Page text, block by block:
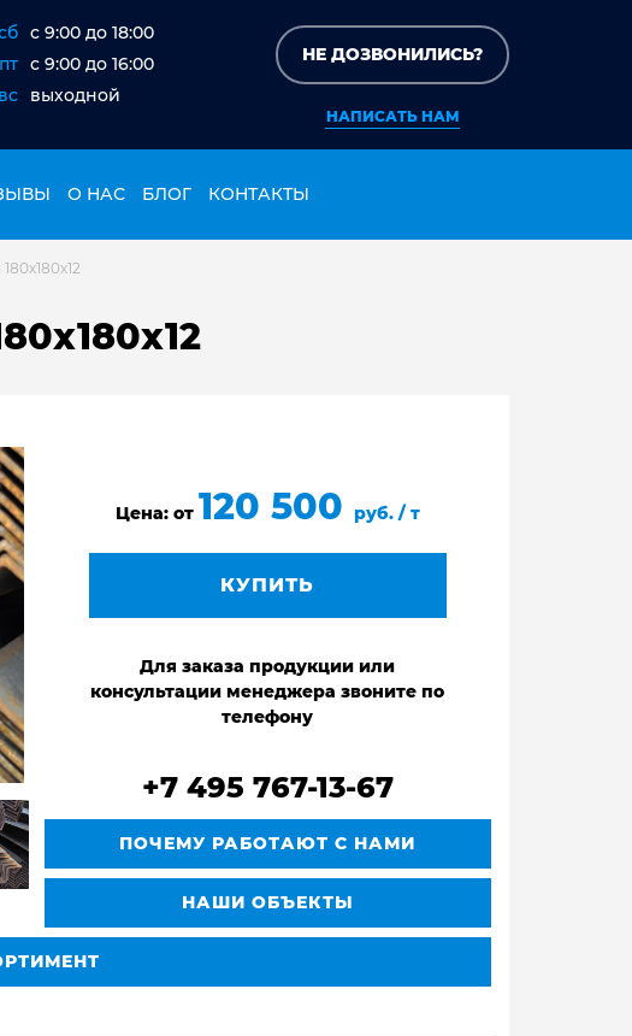
c 9:00 до 18:00
пт c 9:00 до 16:00
выходной
НЕ ДОЗВОНИЛИСЬ?
НАПИСАТЬ НАМ
О НАС БЛОГ КОНТАКТЫ
Цена: от 120 500 руб. / т
КУПИТЬ
Для заказа продукции или
консультации менеджера звоните по
телефону
+7 495 767-13-67
ПОЧЕМУ РАБОТАЮТ С НАМИ
НАШИ ОБЪЕКТЫ